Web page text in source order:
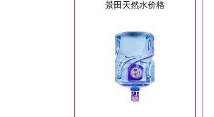
景田天然水价格